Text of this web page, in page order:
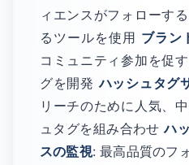
ィエンスがフォローす
るツールを使用 ブラン
コミュニティ参加を促
グを開発ハッシュタグ
リーチのために人気、
ュタグを組み合わせハ
スの監視: 最高品質のフ